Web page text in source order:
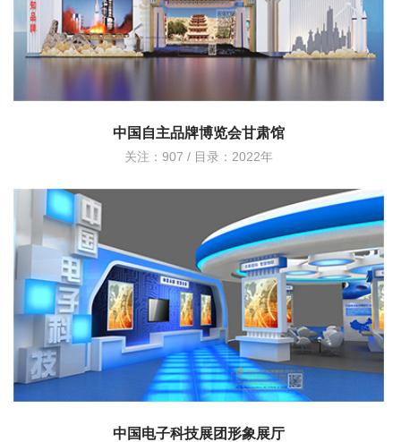
中国自主品牌博览会甘肃馆
关注：907 / 目录： 2022年
中国电子科技展团形象展厅